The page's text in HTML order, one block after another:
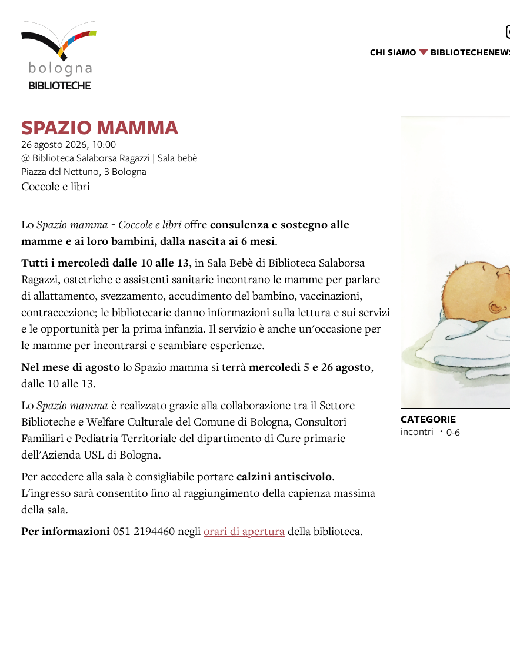
CHI SIAMO BIBLIOTECHE
SPAZIO MAMMA
26 agosto 2026, 10:00
@ Biblioteca Salaborsa Ragazzi | Sala bebè
Piazza del Nettuno, 3 Bologna
Coccole e libri
Lo Spazio mamma - Coccole e librioffre consulenza e sostegno alle
mamme e ai loro bambini, dalla nascita ai 6 mesi.
Tutti i mercoledì dalle 10 alle 13, in Sala Bebè di Biblioteca Salaborsa
Ragazzi, ostetriche e assistenti sanitarie incontrano le mamme per parlare
di allattamento, svezzamento, accudimento del bambino, vaccinazioni,
contraccezione; le bibliotecarie danno informazioni sulla lettura e sui servizi
e le opportunità per la prima infanzia. Il servizio è anche un'occasione per
le mamme per incontrarsi e scambiare esperienze.
Nel mese di agosto lo Spazio mamma si terrà mercoledì 5 e 26 agosto,
dalle 10 alle 13.
Lo Spazio mamma è realizzato grazie alla collaborazione tra il Settore
Biblioteche e Welfare Culturale del Comune di Bologna, Consultori
Familiari e Pediatria Territoriale del dipartimento di Cure primarie
dell'Azienda USL di Bologna.
Per accedere alla sala è consigliabile portare calzini antiscivolo.
L'ingresso sarà consentito fino al raggiungimento della capienza massima
della sala.
Per informazioni 051 2194460 negli orari di apertura della biblioteca.
CATEGORIE
incontri
0-6